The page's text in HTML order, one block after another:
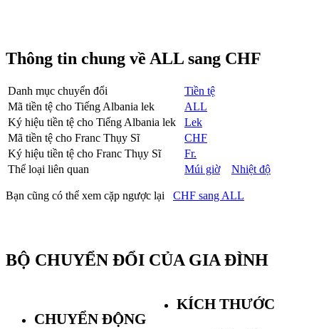
Thông tin chung về ALL sang CHF
Danh mục chuyển đổi
Tiền tệ
Mã tiền tệ cho Tiếng Albania lek
ALL
Ký hiệu tiền tệ cho Tiếng Albania lek
Lek
Mã tiền tệ cho Franc Thụy Sĩ
CHF
Ký hiệu tiền tệ cho Franc Thụy Sĩ
Fr.
Thể loại liên quan
Múi giờ Nhiệt độ
Bạn cũng có thể xem cặp ngược lại CHF sang ALL
BỘ CHUYỂN ĐỔI CỦA GIA ĐÌNH
CHUYỂN ĐỘNG
KÍCH THƯỚC